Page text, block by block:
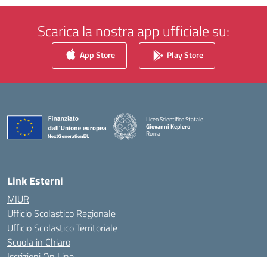
Scarica la nostra app ufficiale su:
App Store Play Store
Liceo Scientifico Statale
Giovanni Keplero
Roma
Link Esterni
MIUR
Ufficio Scolastico Regionale
Ufficio Scolastico Territoriale
Scuola in Chiaro